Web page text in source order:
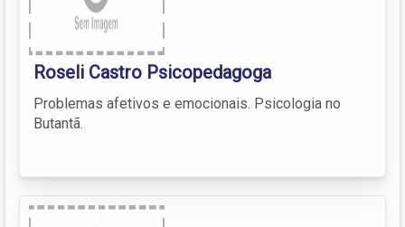
Roseli Castro Psicopedagoga
Problemas afetivos e emocionais. Psicologia no
Butantã.